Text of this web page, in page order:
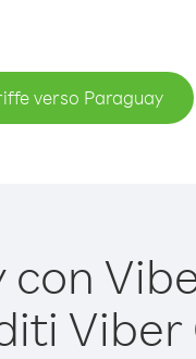
verso Paraguay